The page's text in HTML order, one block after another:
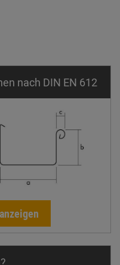
nach DIN EN 612